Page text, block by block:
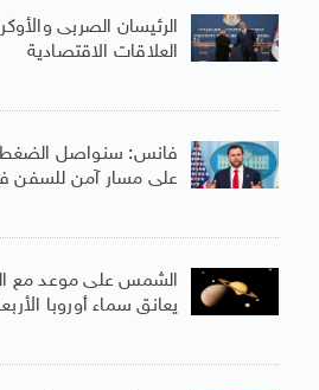
الرئيسان الصربى
العلاقات الاقتصادية
فانس: سنواصل الضغط
على مسار آمن للسفن
الشمس على موعد مع
يعانق سماء أوروبا